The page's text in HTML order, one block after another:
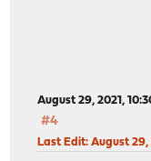
August 29, 2021,
#4
Last Edit: August 29,